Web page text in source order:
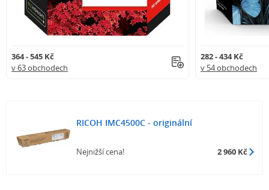
364 - 545 Kč
v 63 obchodech
282 - 434 Kč
v 54 obchodech
RICOH IMC4500C - originální
Nejnižší cena! 2 960 Kč